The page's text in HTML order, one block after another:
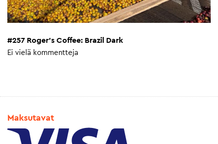
#257 Roger’s Coffee: Brazil Dark
Ei vielä kommentteja
Maksutavat